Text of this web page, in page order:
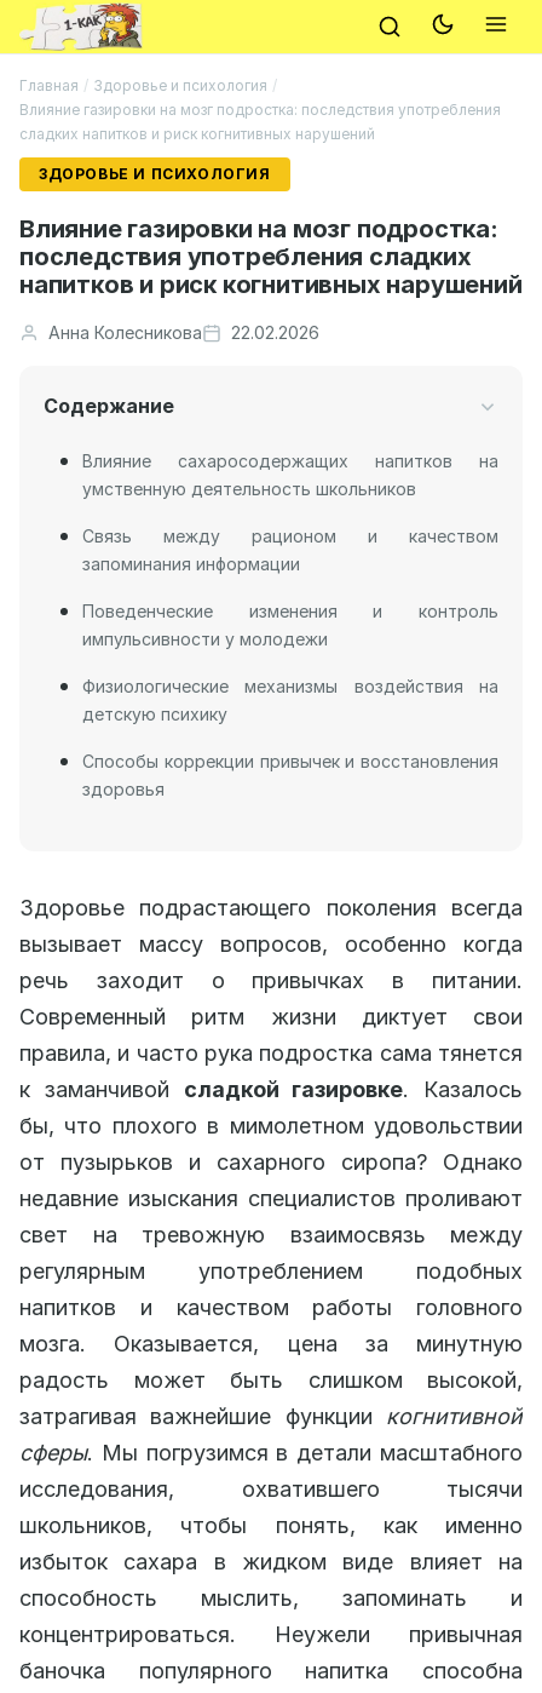
Главная / Здоровье и психология /
Влияние газировки на мозг подростка: последствия употребления
сладких напитков и риск когнитивных нарушений
ЗДОРОВЬЕ И ПСИХОЛОГИЯ
Влияние газировки на мозг подростка:
последствия употребления сладких
напитков и риск когнитивных нарушений
Анна Колесникова 22.02.2026
Содержание
Влияние сахаросодержащих напитков на
умственную деятельность школьников
Связь между рационом и качеством
запоминания информации
Поведенческие изменения и контроль
импульсивности у молодежи
Физиологические механизмы воздействия на
детскую психику
Способы коррекции привычек и восстановления
здоровья
Здоровье подрастающего поколения всегда
вызывает массу вопросов, особенно когда
речь заходит о привычках в питании.
Современный ритм жизни диктует свои
правила, и часто рука подростка сама тянется
к заманчивой сладкой газировке. Казалось
бы, что плохого в мимолетном удовольствии
от пузырьков и сахарного сиропа? Однако
недавние изыскания специалистов проливают
свет на тревожную взаимосвязь между
регулярным употреблением подобных
напитков и качеством работы головного
мозга. Оказывается, цена за минутную
радость может быть слишком высокой,
затрагивая важнейшие функции когнитивной
сферы. Мы погрузимся в детали масштабного
исследования, охватившего тысячи
школьников, чтобы понять, как именно
избыток сахара в жидком виде влияет на
способность мыслить, запоминать и
концентрироваться. Неужели привычная
баночка популярного напитка способна